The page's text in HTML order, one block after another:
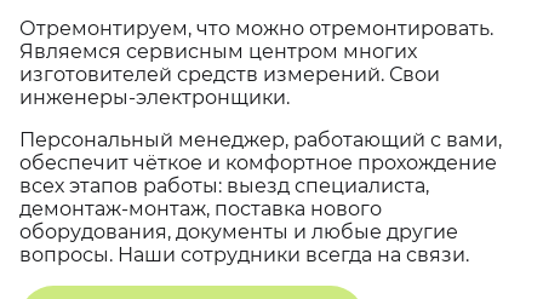
Отремонтируем, что можно отремонтировать.
Являемся сервисным центром многих
изготовителей средств измерений. Свои
инженеры-электронщики.
Персональный менеджер, работающий с вами,
обеспечит чёткое и комфортное прохождение
всех этапов работы: выезд специалиста,
демонтаж-монтаж, поставка нового
оборудования, документы и любые другие
вопросы. Наши сотрудники всегда на связи.